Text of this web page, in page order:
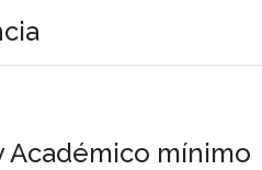
Académico mínimo